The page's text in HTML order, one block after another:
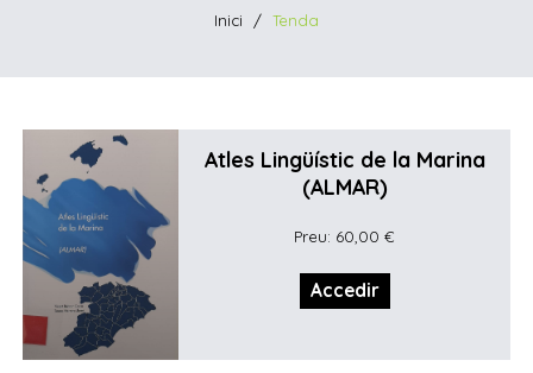
Inici / Tenda
Atles Lingüístic de la Marina
(ALMAR)
Preu: 60,00 €
Accedir